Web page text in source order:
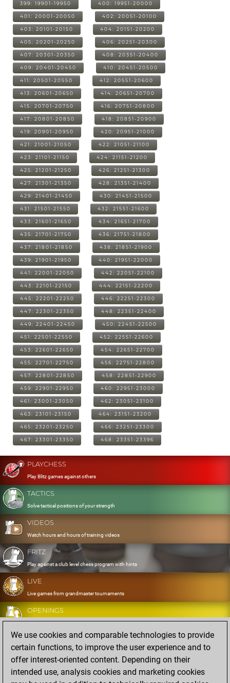
399: 19901-19950 400: 19951-20000
401: 20001-20050 402: 20051-20100
403: 20101-20150 404: 20151-20200
405: 20201-20250 406: 20251-20300
407: 20301-20350 408: 20351-20400
409: 20401-20450 410: 20451-20500
411: 20501-20550 412: 20551-20600
413: 20601-20650 414: 20651-20700
415: 20701-20750 416: 20751-20800
417: 20801-20850 418: 20851-20900
419: 20901-20950 420: 20951-21000
421: 21001-21050 422: 21051-21100
423: 21101-21150 424: 21151-21200
425: 21201-21250 426: 21251-21300
427: 21301-21350 428: 21351-21400
429: 21401-21450 430: 21451-21500
431: 21501-21550 432: 21551-21600
433: 21601-21650 434: 21651-21700
435: 21701-21750 436: 21751-21800
437: 21801-21850 438: 21851-21900
439: 21901-21950 440: 21951-22000
441: 22001-22050 442: 22051-22100
443: 22101-22150 444: 22151-22200
445: 22201-22250 446: 22251-22300
447: 22301-22350 448: 22351-22400
449: 22401-22450 450: 22451-22500
451: 22501-22550 452: 22551-22600
453: 22601-22650 454: 22651-22700
455: 22701-22750 456: 22751-22800
457: 22801-22850 458: 22851-22900
459: 22901-22950 460: 22951-23000
461: 23001-23050 462: 23051-23100
463: 23101-23150 464: 23151-23200
465: 23201-23250 466: 23251-23300
467: 23301-23350 468: 23351-23396
PLAYCHESS
Play Blitz games against others
TACTICS
Solve tactical positions of your strength
VIDEOS
Watch hours and hours of training videos
FRITZ
Play against a club level chess program with hints
LIVE
Live games from grandmaster tournaments
OPENINGS
Develop and exercise your openings
DATABASE
Eight million strong games
MYGAMES
Store and analyse your own games in the cloud
We use cookies and comparable technologies to provide
certain functions, to improve the user experience and to
offer interest-oriented content. Depending on their
intended use, analysis cookies and marketing cookies